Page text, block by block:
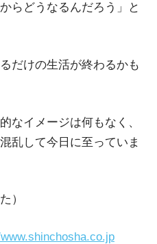
らどうなるんだろう」と
だけの生活が終わるかも
なイメージは何もなく、
乱して今日に至っていま
）